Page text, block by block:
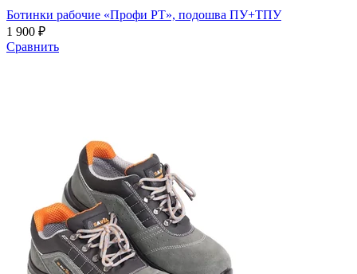
Ботинки рабочие «Профи РТ», подошва ПУ+ТПУ
1 900 ₽
Сравнить